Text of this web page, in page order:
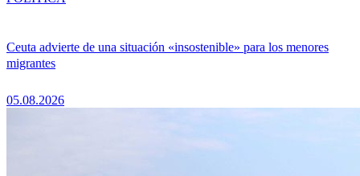
Ceuta advierte de una situación «insostenible» para los menores
migrantes
05.08.2026